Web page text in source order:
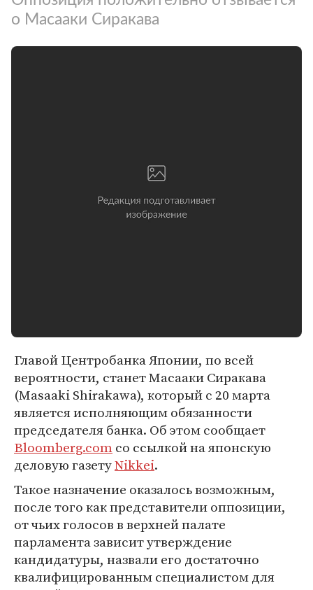
о Масааки Сиракава
Главой Центробанка Японии, по всей
вероятности, станет Масааки Сиракава
(Masaaki Shirakawa), который с 20 марта
является исполняющим обязанности
председателя банка. Об этом сообщает
Bloomberg.com со ссылкой на японскую
деловую газетуNikkei.
Такое назначение оказалось возможным,
после того как представители оппозиции,
от чьих голосов в верхней палате
парламента зависит утверждение
кандидатуры, назвали его достаточно
квалифицированным специалистом для